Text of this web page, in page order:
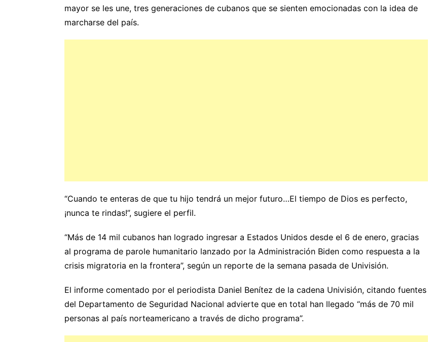
mayor se les une, tres generaciones de cubanos que se sienten emocionadas con la idea de
marcharse del país.
“Cuando te enteras de que tu hijo tendrá un mejor futuro…El tiempo de Dios es perfecto,
¡nunca te rindas!”, sugiere el perfil.
“Más de 14 mil cubanos han logrado ingresar a Estados Unidos desde el 6 de enero, gracias
al programa de parole humanitario lanzado por la Administración Biden como respuesta a la
crisis migratoria en la frontera”, según un reporte de la semana pasada de Univisión.
El informe comentado por el periodista Daniel Benítez de la cadena Univisión, citando fuentes
del Departamento de Seguridad Nacional advierte que en total han llegado “más de 70 mil
personas al país norteamericano a través de dicho programa”.